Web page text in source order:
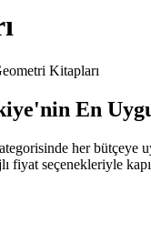
Kitapları
En
her bütçeye
fiyat seçenekleriyle